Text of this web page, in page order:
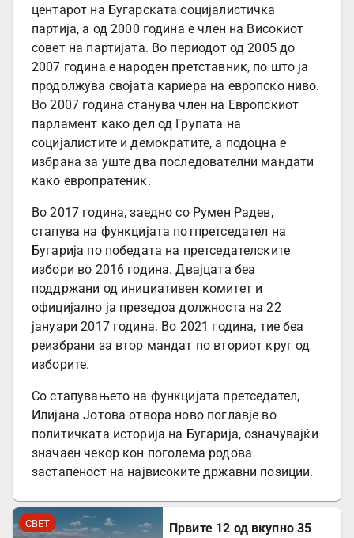
центарот на Бугарската социјалистичка
партија, а од 2000 година е член на Високиот
совет на партијата. Во периодот од 2005 до
2007 година е народен претставник, по што ја
продолжува својата кариера на европско ниво.
Во 2007 година станува член на Европскиот
парламент како дел од Групата на
социјалистите и демократите, а подоцна е
избрана за уште два последователни мандати
како европратеник.
Во 2017 година, заедно со Румен Радев,
стапува на функцијата потпретседател на
Бугарија по победата на претседателските
избори во 2016 година. Двајцата беа
поддржани од инициативен комитет и
официјално ја презедоа должноста на 22
јануари 2017 година. Во 2021 година, тие беа
реизбрани за втор мандат по вториот круг од
изборите.
Со стапувањето на функцијата претседател,
Илијана Јотова отвора ново поглавје во
политичката историја на Бугарија, означувајќи
значаен чекор кон поголема родова
застапеност на највисоките државни позиции.
СВЕТ
Првите 12 од вкупно 35